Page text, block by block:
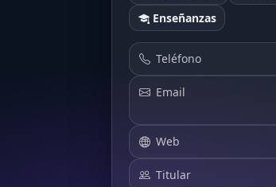
Enseñanzas
Teléfono
Email
Web
Titular